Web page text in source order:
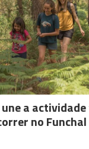
a
no Funchal